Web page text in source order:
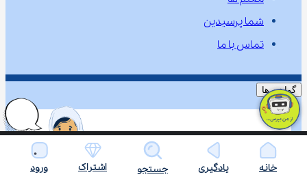
شما پرسیدین
تماس با ما
گواهی ها
خانه یادگیری جستجو اشتراک ورود